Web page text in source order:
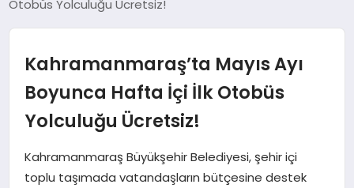
AFŞİN
BİZE ULAŞIN
GÖKSUN
Otobüs Yolculuğu Ücretsiz!
Kahramanmaraş’ta Mayıs Ayı
Boyunca Hafta İçi İlk Otobüs
Yolculuğu Ücretsiz!
Kahramanmaraş Büyükşehir Belediyesi, şehir içi
toplu taşımada vatandaşların bütçesine destek